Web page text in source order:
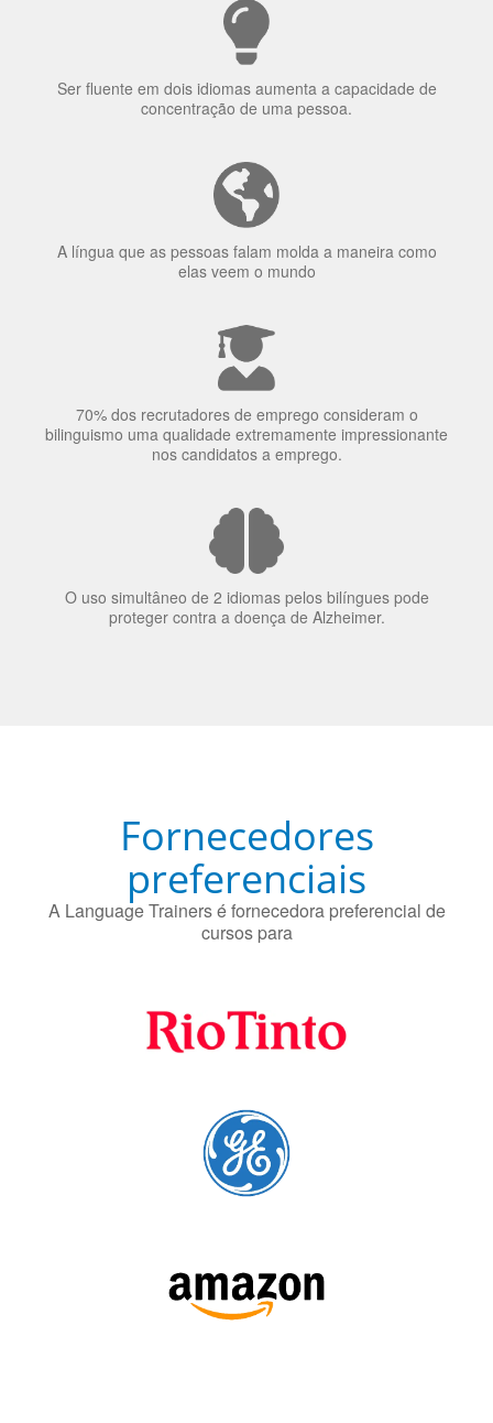
Ser fluente em dois idiomas aumenta a capacidade de
concentração de uma pessoa.
A língua que as pessoas falam molda a maneira como
elas veem o mundo
70% dos recrutadores de emprego consideram o
bilinguismo uma qualidade extremamente impressionante
nos candidatos a emprego.
O uso simultâneo de 2 idiomas pelos bilíngues pode
proteger contra a doença de Alzheimer.
Fornecedores
preferenciais
A Language Trainers é fornecedora preferencial de
cursos para